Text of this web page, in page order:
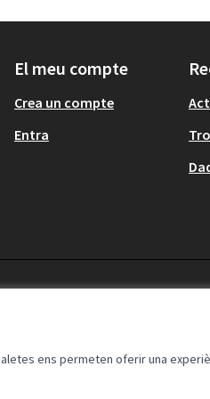
ens permeten oferir una
El meu compte
Crea un compte
Entra